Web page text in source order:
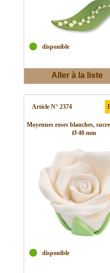
disponible
Aller à la liste
Article N° 2374
Moyennes roses blanches,
Ø 40 mm
disponible